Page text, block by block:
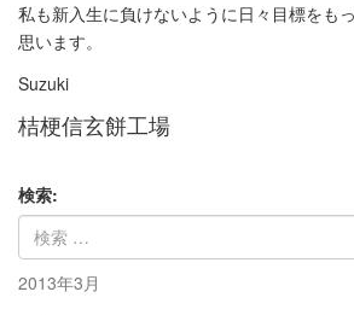
私も新入生に負けないように日々目標をも
思います。
Suzuki
桔梗信玄餅工場
検索:
2013年3月